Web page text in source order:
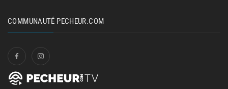
COMMUNAUTÉ PECHEUR.COM